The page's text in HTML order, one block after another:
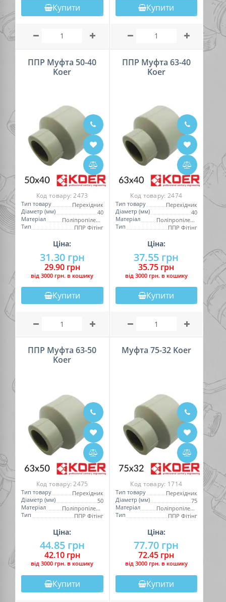
Купити Купити
ППР Муфта 50-40
Koer
Код товару:2473
Тип товару
Перехідник
Діаметр (мм)
40
Матеріал
Поліпропілен (PPR)
Тип
ППР Фітінг
Ціна:
31.30 грн
29.90 грн
вiд 3000 грн. в кошику
Купити
ППР Муфта 63-40
Koer
Код товару: 2474
Тип товару
Перехідник
Діаметр (мм)
40
Матеріал
Поліпропілен (PPR)
Тип
ППР Фітінг
Ціна:
37.55 грн
35.75 грн
вiд 3000 грн. в кошику
Купити
ППР Муфта 63-50
Koer
Код товару:2475
Тип товару
Перехідник
Діаметр (мм)
50
Матеріал
Поліпропілен (PPR)
Тип
ППР Фітінг
Ціна:
44.85 грн
42.10 грн
вiд 3000 грн. в кошику
Купити
Муфта 75-32 Koer
Код товару: 1714
Тип товару
Перехідник
Діаметр (мм)
75
Матеріал
Поліпропілен (PPR)
Тип
ППР Фітінг
Ціна:
77.70 грн
72.45 грн
вiд 3000 грн. в кошику
Купити